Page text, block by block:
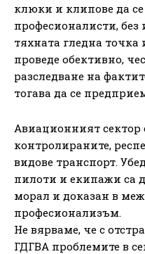
клюки и клипове да
професионалисти, без
тяхната гледна
проведе обективно,
разследване на
тогава да се
Авиационният сектор
контролираните,
видове транспорт.
пилоти и екипажи са
морал и доказан в
професионализъм.
Не вярваме, че с
ГДГВА проблемите в